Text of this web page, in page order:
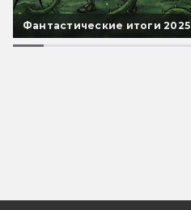
Фантастические итоги 2025